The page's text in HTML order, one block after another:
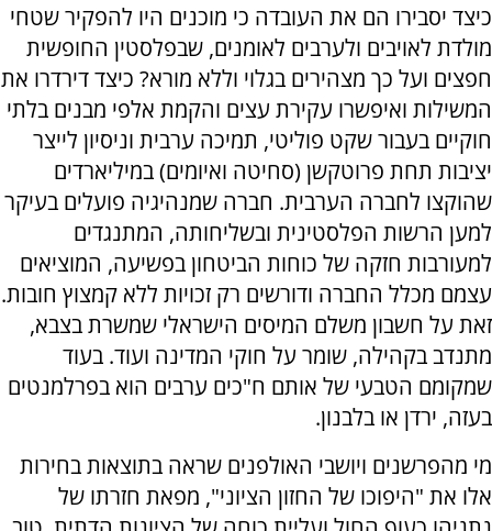
כיצד יסבירו הם את העובדה כי מוכנים היו להפקיר שטחי
מולדת לאויבים ולערבים לאומנים, שבפלסטין החופשית
חפצים ועל כך מצהירים בגלוי וללא מורא? כיצד דירדרו את
המשילות ואיפשרו עקירת עצים והקמת אלפי מבנים בלתי
חוקיים בעבור שקט פוליטי, תמיכה ערבית וניסיון לייצר
יציבות תחת פרוטקשן (סחיטה ואיומים) במיליארדים
שהוקצו לחברה הערבית. חברה שמנהיגיה פועלים בעיקר
למען הרשות הפלסטינית ובשליחותה, המתנגדים
למעורבות חזקה של כוחות הביטחון בפשיעה, המוציאים
עצמם מכלל החברה ודורשים רק זכויות ללא קמצוץ חובות.
זאת על חשבון משלם המיסים הישראלי שמשרת בצבא,
מתנדב בקהילה, שומר על חוקי המדינה ועוד. בעוד
שמקומם הטבעי של אותם ח"כים ערבים הוא בפרלמנטים
בעזה, ירדן או בלבנון.
מי מהפרשנים ויושבי האולפנים שראה בתוצאות בחירות
אלו את "היפוכו של החזון הציוני", מפאת חזרתו של